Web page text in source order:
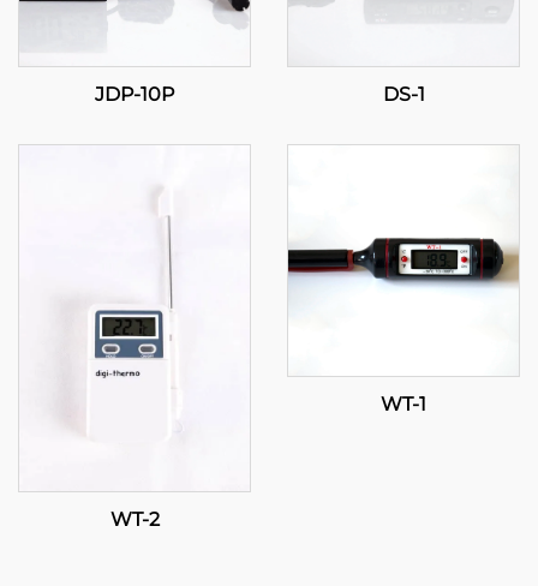
DS-1
JDP-10P
WT-1
WT-2